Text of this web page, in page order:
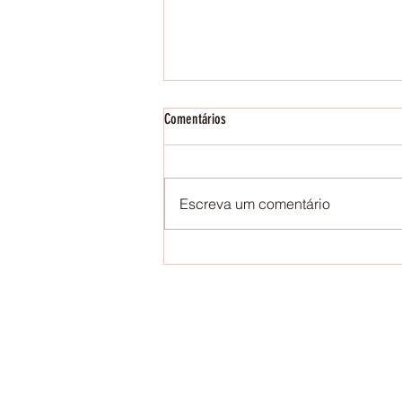
Storytelling on Fridays
Comentários
Escreva um comentário